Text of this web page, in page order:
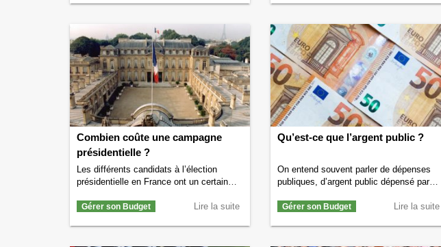
Continuer la lecture deQu’est-ce que le
tiers payant ? Définition →
des inégalités, une association qui
s’intéresse …Continuer la lecture de
Combien y a-t-il de riches en France ? →
Combien coûte une campagne
présidentielle ?
Les différents candidats à l’élection
présidentielle en France ont un certain
campagne. Savez-vous combien coûte
Lire la suite
Gérer son Budget
Qu’est-ce que l’argent public ?
On entend souvent parler de dépenses
publiques, d’argent public dépensé par
argent public ? D’où vient cet argentLire la suite
Gérer son Budget